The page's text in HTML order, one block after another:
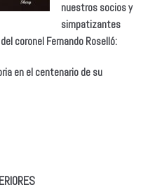
nuestros socios y
simpatizantes
coronel Fernando Roselló:
en el centenario de su